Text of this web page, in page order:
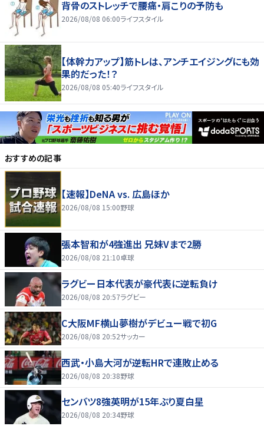
背骨のストレッチで腰痛・肩こりの予防も
2026/08/08 06:00ライフスタイル
【体幹力アップ】筋トレは、アンチエイジングにも効
果的だった！？
2026/08/08 05:40ライフスタイル
おすすめの記事
【速報】DeNA vs. 広島ほか
2026/08/08 15:00野球
張本智和が4強進出 兄妹Vまで2勝
2026/08/08 21:10卓球
ラグビー日本代表が豪代表に逆転負け
2026/08/08 20:57ラグビー
C大阪MF横山夢樹がデビュー戦で初G
2026/08/08 20:52サッカー
西武・小島大河が逆転HRで連敗止める
2026/08/08 20:38野球
センバツ8強英明が15年ぶり夏白星
2026/08/08 20:34野球